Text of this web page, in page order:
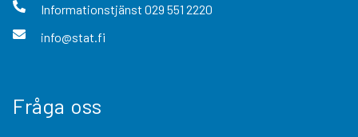
Informationstjänst 029 551 2220
info@stat.fi
Fråga oss